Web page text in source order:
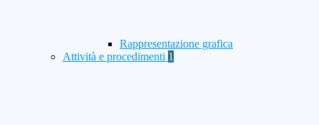
Rappresentazione grafica
Attività e procedimenti 1